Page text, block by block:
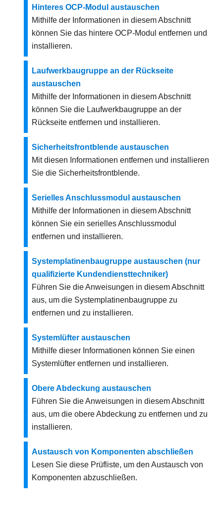
Hinteres OCP-Modul austauschen
Mithilfe der Informationen in diesem Abschnitt
können Sie das hintere OCP-Modul entfernen und
installieren.
Laufwerkbaugruppe an der Rückseite
austauschen
Mithilfe der Informationen in diesem Abschnitt
können Sie die Laufwerkbaugruppe an der
Rückseite entfernen und installieren.
Sicherheitsfrontblende austauschen
Mit diesen Informationen entfernen und installieren
Sie die Sicherheitsfrontblende.
Serielles Anschlussmodul austauschen
Mithilfe der Informationen in diesem Abschnitt
können Sie ein serielles Anschlussmodul
entfernen und installieren.
Systemplatinenbaugruppe austauschen (nur
qualifizierte Kundendiensttechniker)
Führen Sie die Anweisungen in diesem Abschnitt
aus, um die Systemplatinenbaugruppe zu
entfernen und zu installieren.
Systemlüfter austauschen
Mithilfe dieser Informationen können Sie einen
Systemlüfter entfernen und installieren.
Obere Abdeckung austauschen
Führen Sie die Anweisungen in diesem Abschnitt
aus, um die obere Abdeckung zu entfernen und zu
installieren.
Austausch von Komponenten abschließen
Lesen Sie diese Prüfliste, um den Austausch von
Komponenten abzuschließen.